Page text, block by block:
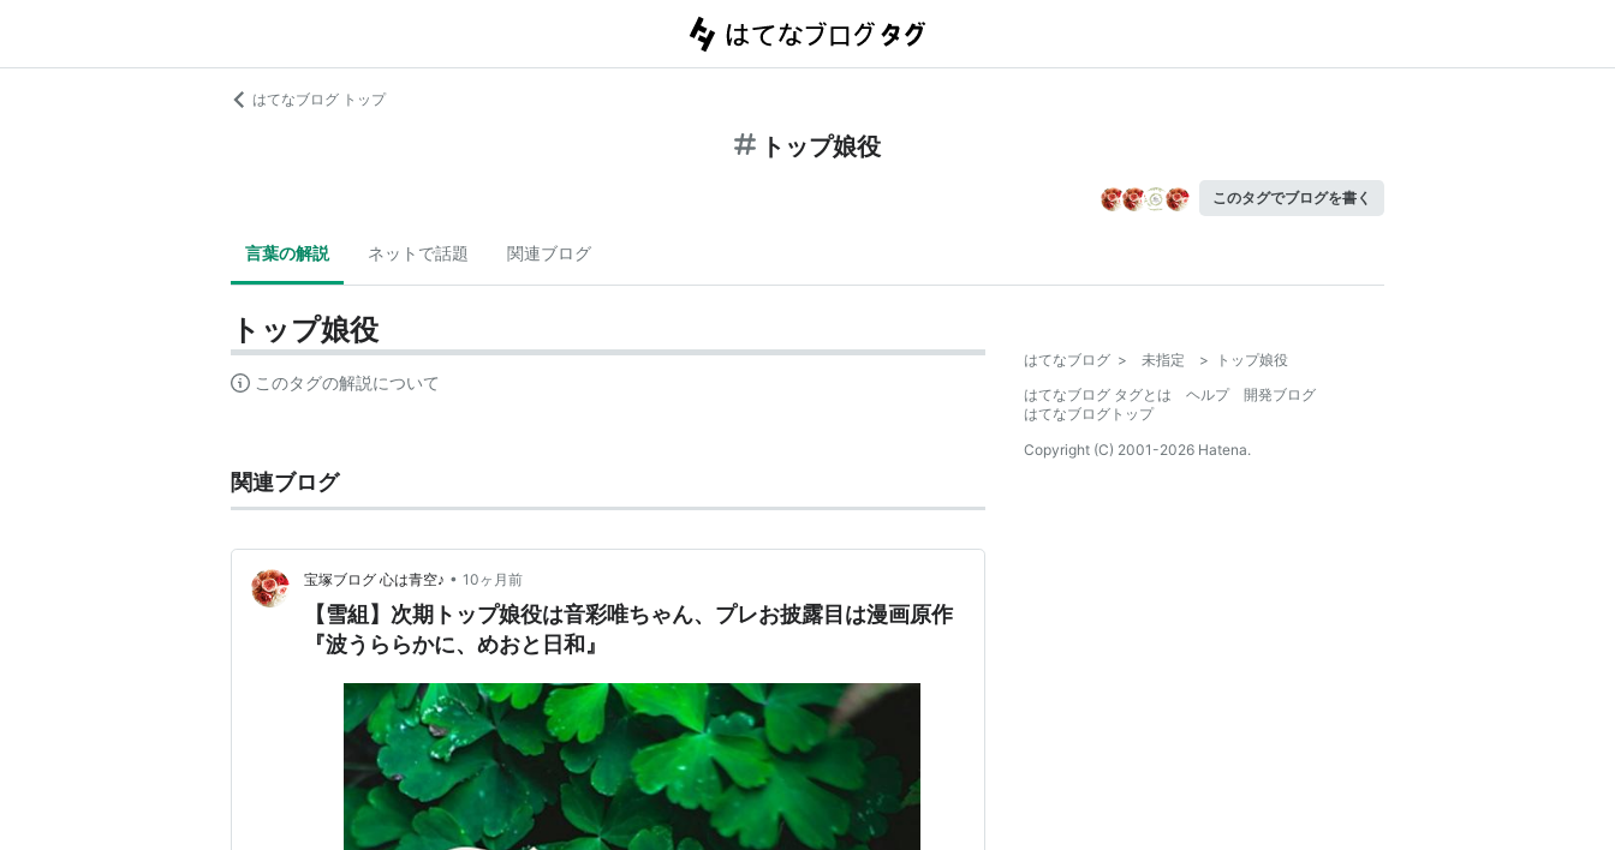
はてなブログ トップ
トップ娘役
このタグでブログを書く
言葉の解説 ネットで話題 関連ブログ
トップ娘役
このタグの解説について
関連ブログ
宝塚ブログ 心は青空♪ • 10ヶ月前
【雪組】次期トップ娘役は音彩唯ちゃん、プレお披露目は漫画原作
『波うららかに、めおと日和』
はてなブログ > 未指定 >
トップ娘役
はてなブログ タグとは
ヘルプ
開発ブログ
はてなブログトップ
Copyright (C) 2001-2026 Hatena.